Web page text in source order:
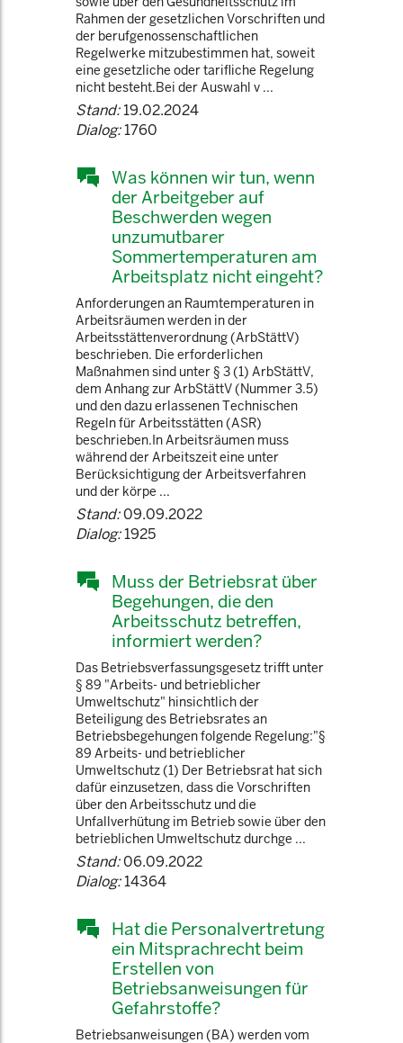
Rahmen der gesetzlichen Vorschriften und
der berufgenossenschaftlichen
Regelwerke mitzubestimmen hat, soweit
eine gesetzliche oder tarifliche Regelung
nicht besteht.Bei der Auswahl v ...
Stand:19.02.2024
Dialog:1760
Was können wir tun, wenn
der Arbeitgeber auf
Beschwerden wegen
unzumutbarer
Sommertemperaturen am
Arbeitsplatz nicht eingeht?
Anforderungen an Raumtemperaturen in
Arbeitsräumen werden in der
Arbeitsstättenverordnung (ArbStättV)
beschrieben. Die erforderlichen
Maßnahmen sind unter § 3 (1) ArbStättV,
dem Anhang zur ArbStättV (Nummer 3.5)
und den dazu erlassenen Technischen
Regeln für Arbeitsstätten (ASR)
beschrieben.In Arbeitsräumen muss
während der Arbeitszeit eine unter
Berücksichtigung der Arbeitsverfahren
und der körpe ...
Stand:09.09.2022
Dialog:1925
Muss der Betriebsrat über
Begehungen, die den
Arbeitsschutz betreffen,
informiert werden?
Das Betriebsverfassungsgesetz trifft unter
§ 89 "Arbeits- und betrieblicher
Umweltschutz" hinsichtlich der
Beteiligung des Betriebsrates an
Betriebsbegehungen folgende Regelung:"§
89 Arbeits- und betrieblicher
Umweltschutz (1) Der Betriebsrat hat sich
dafür einzusetzen, dass die Vorschriften
über den Arbeitsschutz und die
Unfallverhütung im Betrieb sowie über den
betrieblichen Umweltschutz durchge ...
Stand:06.09.2022
Dialog:14364
Hat die Personalvertretung
ein Mitsprachrecht beim
Erstellen von
Betriebsanweisungen für
Gefahrstoffe?
Betriebsanweisungen (BA) werden vom